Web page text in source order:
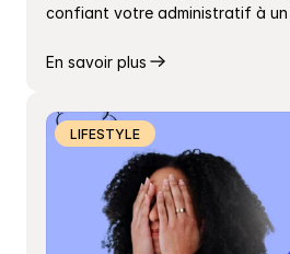
confiant votre administratif à un
En savoir plus
LIFESTYLE